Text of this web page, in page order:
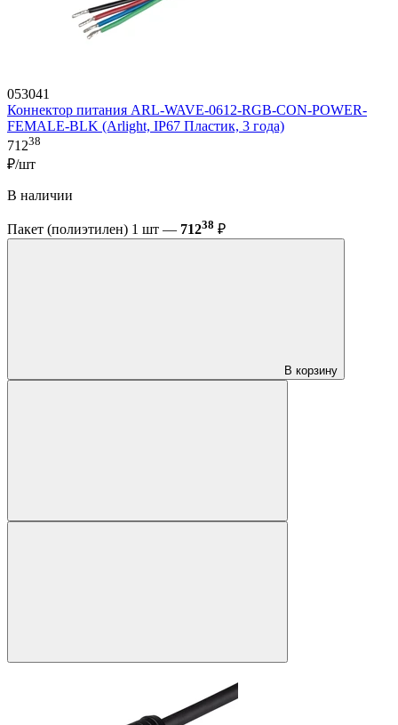
053041
Коннектор питания ARL-WAVE-0612-RGB-CON-POWER-
FEMALE-BLK (Arlight, IP67 Пластик, 3 года)
71238
₽/шт
В наличии
Пакет (полиэтилен) 1 шт — 71238 ₽
В корзину